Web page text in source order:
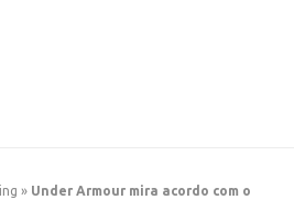
» Under Armour mira acordo com o